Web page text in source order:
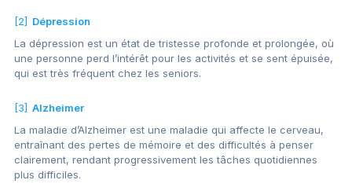
[2] Dépression
La dépression est un état de tristesse profonde et prolongée, où
une personne perd l’intérêt pour les activités et se sent épuisée,
qui est très fréquent chez les seniors.
[3] Alzheimer
La maladie d’Alzheimer est une maladie qui affecte le cerveau,
entraînant des pertes de mémoire et des difficultés à penser
clairement, rendant progressivement les tâches quotidiennes
plus difficiles.